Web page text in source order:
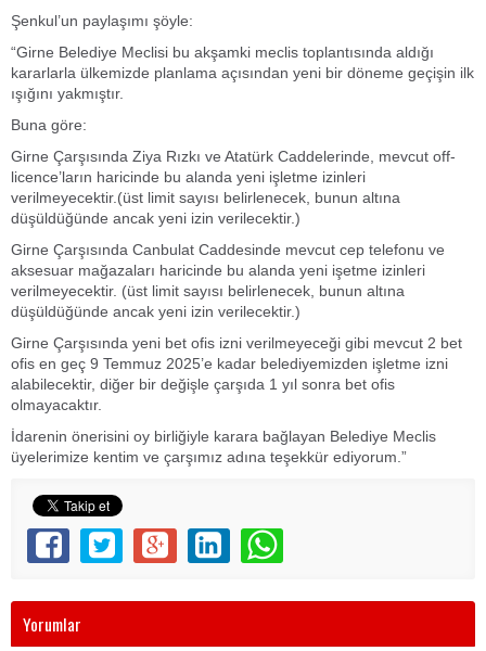
Şenkul’un paylaşımı şöyle:
“Girne Belediye Meclisi bu akşamki meclis toplantısında aldığı
kararlarla ülkemizde planlama açısından yeni bir döneme geçişin ilk
ışığını yakmıştır.
Buna göre:
Girne Çarşısında Ziya Rızkı ve Atatürk Caddelerinde, mevcut off-
licence’ların haricinde bu alanda yeni işletme izinleri
verilmeyecektir.(üst limit sayısı belirlenecek, bunun altına
düşüldüğünde ancak yeni izin verilecektir.)
Girne Çarşısında Canbulat Caddesinde mevcut cep telefonu ve
aksesuar mağazaları haricinde bu alanda yeni işetme izinleri
verilmeyecektir. (üst limit sayısı belirlenecek, bunun altına
düşüldüğünde ancak yeni izin verilecektir.)
Girne Çarşısında yeni bet ofis izni verilmeyeceği gibi mevcut 2 bet
ofis en geç 9 Temmuz 2025’e kadar belediyemizden işletme izni
alabilecektir, diğer bir değişle çarşıda 1 yıl sonra bet ofis
olmayacaktır.
İdarenin önerisini oy birliğiyle karara bağlayan Belediye Meclis
üyelerimize kentim ve çarşımız adına teşekkür ediyorum.”
Yorumlar